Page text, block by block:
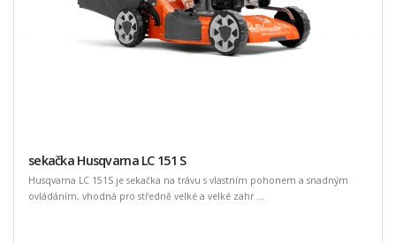
sekačka Husqvarna LC 151 S
Husqvarna LC 151S je sekačka na trávu s vlastním pohonem a snadným
ovládáním, vhodná pro středně velké a velké zahr ...